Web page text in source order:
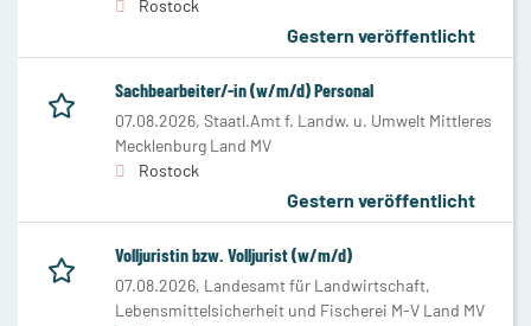
Rostock
Gestern veröffentlicht
Sachbearbeiter/-in (w/m/d) Personal
07.08.2026, Staatl.Amt f. Landw. u. Umwelt Mittleres
Mecklenburg Land MV
Rostock
Gestern veröffentlicht
Volljuristin bzw. Volljurist (w/m/d)
07.08.2026, Landesamt für Landwirtschaft,
Lebensmittelsicherheit und Fischerei M-V Land MV